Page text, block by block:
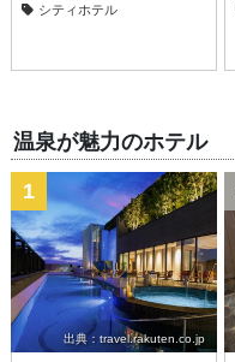
シティホテル
温泉が魅力のホテル
出典：travel.rakuten.co.jp
1